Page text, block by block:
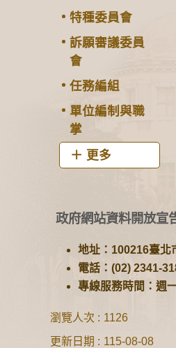
特種委員會
訴願審議委員
會
任務編組
單位編制與職
掌
更多
政府網站資料開放宣
地址：100216臺北
電話：(02) 2341-
專線服務時間：週
瀏覽人次
1126
更新日期
115-08-08